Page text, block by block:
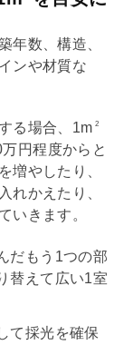
年数 、構造、
ンや材質な
る場合、1m 2
円程度からと
増やしたり、
れかえたり、
いきます。
だもう1つの部
替えて広い1室
て採光を確保